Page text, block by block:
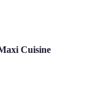
Cuisine